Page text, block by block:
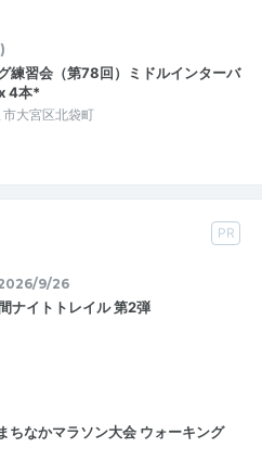
練習会（第78回）ミドルインターバ
4本*
大宮区北袋町
PR
9/26
ナイトトレイル 第2弾
ちなかマラソン大会 ウォーキング